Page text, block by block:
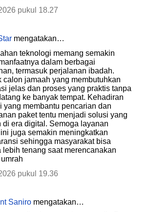
pukul 18.27
mengatakan…
teknologi memang semakin
dalam berbagai
termasuk perjalanan ibadah.
calon jamaah yang membutuhkan
jelas dan proses yang praktis tanpa
ke banyak tempat. Kehadiran
yang membantu pencarian dan
paket tentu menjadi solusi yang
di era digital. Semoga layanan
juga semakin meningkatkan
sehingga masyarakat bisa
lebih tenang saat merencanakan
pukul 19.36
Saniro mengatakan…